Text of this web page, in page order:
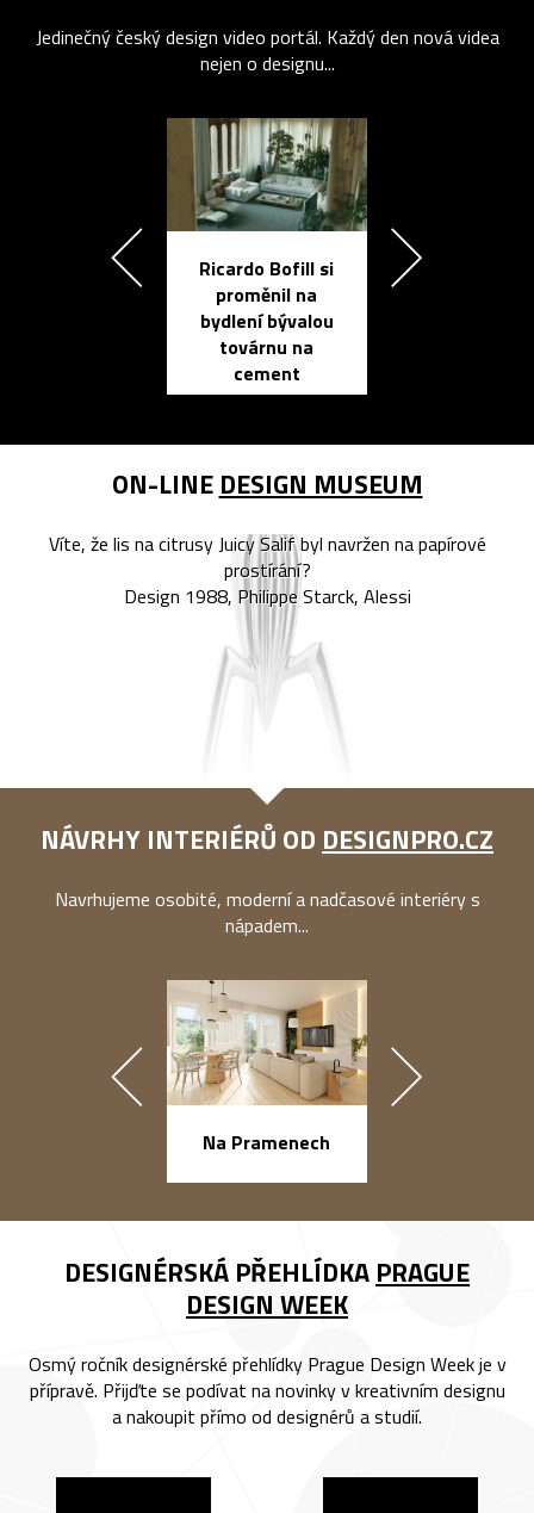
Jedinečný český design video portál. Každý den nová videa
nejen o designu...
Ricardo Bofill si
proměnil na
bydlení bývalou
továrnu na
cement
ON-LINE DESIGN MUSEUM
Víte, že lis na citrusy Juicy Salif byl navržen na papírové
prostírání?
Design 1988, Philippe Starck, Alessi
NÁVRHY INTERIÉRŮ OD DESIGNPRO.CZ
Navrhujeme osobité, moderní a nadčasové interiéry s
nápadem...
Na Pramenech
DESIGNÉRSKÁ PŘEHLÍDKA PRAGUE
DESIGN WEEK
Osmý ročník designérské přehlídky Prague Design Week je v
přípravě. Přijďte se podívat na novinky v kreativním designu
a nakoupit přímo od designérů a studií.